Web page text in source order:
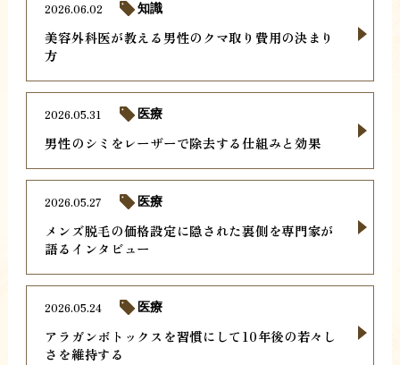
美容外科医が教える男性のクマ取り費用の決まり
方
2026.06.02 知識
男性のシミをレーザーで除去する仕組みと効果
2026.05.31 医療
メンズ脱毛の価格設定に隠された裏側を専門家が
語るインタビュー
2026.05.27 医療
アラガンボトックスを習慣にして10年後の若々し
さを維持する
2026.05.24 医療